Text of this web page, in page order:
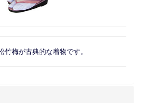
竹梅が古典的な着物です。